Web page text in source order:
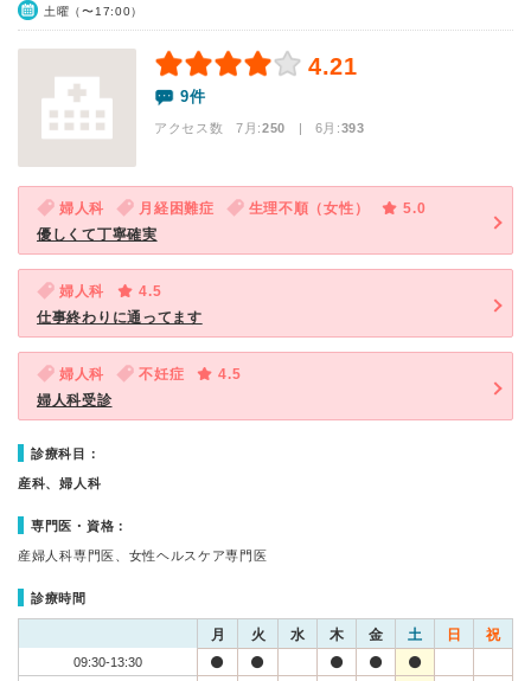
土曜（〜17:00）
4.21
9件
アクセス数 7月:250 | 6月:393
婦人科 月経困難症 生理不順（女性）
5.0
優しくて丁寧確実
婦人科
4.5
仕事終わりに通ってます
婦人科 不妊症
4.5
婦人科受診
診療科目：
産科、婦人科
専門医・資格：
産婦人科専門医、女性ヘルスケア専門医
診療時間
月 火 水 木 金 土 日 祝
09:30-13:30